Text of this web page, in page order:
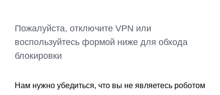
Пожалуйста, отключите VPN или
воспользуйтесь формой ниже для обхода
блокировки
Нам нужно убедиться, что вы не являетесь роботом